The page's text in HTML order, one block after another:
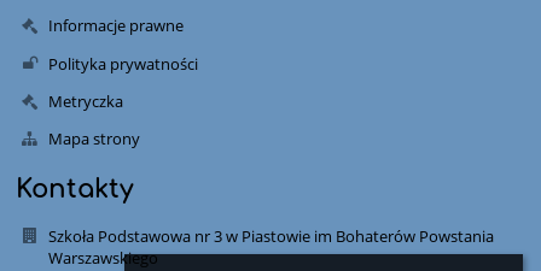
Informacje prawne
Polityka prywatności
Metryczka
Mapa strony
Kontakty
Szkoła Podstawowa nr 3 w Piastowie im Bohaterów Powstania
Warszawskiego